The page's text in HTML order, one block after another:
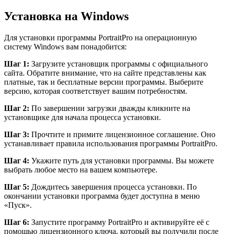
Установка на Windows
Для установки программы PortraitPro на операционную
систему Windows вам понадобится:
Шаг 1: Загрузите установщик программы с официального
сайта. Обратите внимание, что на сайте представлены как
платные, так и бесплатные версии программы. Выберите
версию, которая соответствует вашим потребностям.
Шаг 2: По завершении загрузки дважды кликните на
установщике для начала процесса установки.
Шаг 3: Прочтите и примите лицензионное соглашение. Оно
устанавливает правила использования программы PortraitPro.
Шаг 4: Укажите путь для установки программы. Вы можете
выбрать любое место на вашем компьютере.
Шаг 5: Дождитесь завершения процесса установки. По
окончании установки программа будет доступна в меню
«Пуск».
Шаг 6: Запустите программу PortraitPro и активируйте её с
помощью лицензионного ключа, который вы получили после